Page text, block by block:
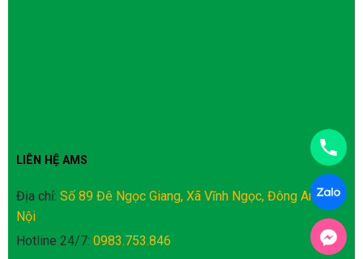
LIÊN HỆ AMS
Địa chỉ: Số 89 Đê Ngọc Giang, Xã Vĩnh Ngọc, Đông Anh, Hà
Nội
Hotline 24/7: 0983.753.846